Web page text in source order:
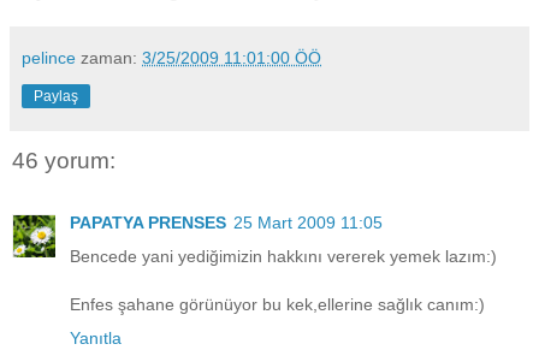
pelince zaman: 3/25/2009 11:01:00 ÖÖ
Paylaş
46 yorum:
PAPATYA PRENSES 25 Mart 2009 11:05
Bencede yani yediğimizin hakkını vererek yemek lazım:)
Enfes şahane görünüyor bu kek,ellerine sağlık canım:)
Yanıtla